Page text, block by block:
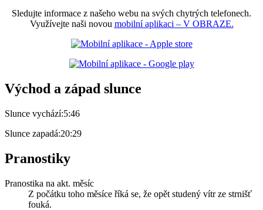
Sledujte informace z našeho webu na svých chytrých telefonech.
Využívejte naši novou mobilní aplikaci – V OBRAZE.
Východ a západ slunce
Slunce vychází:5:46
Slunce zapadá:20:29
Pranostiky
Pranostika na akt. měsíc
Z počátku toho měsíce říká se, že opět studený vítr ze strnišť
fouká.